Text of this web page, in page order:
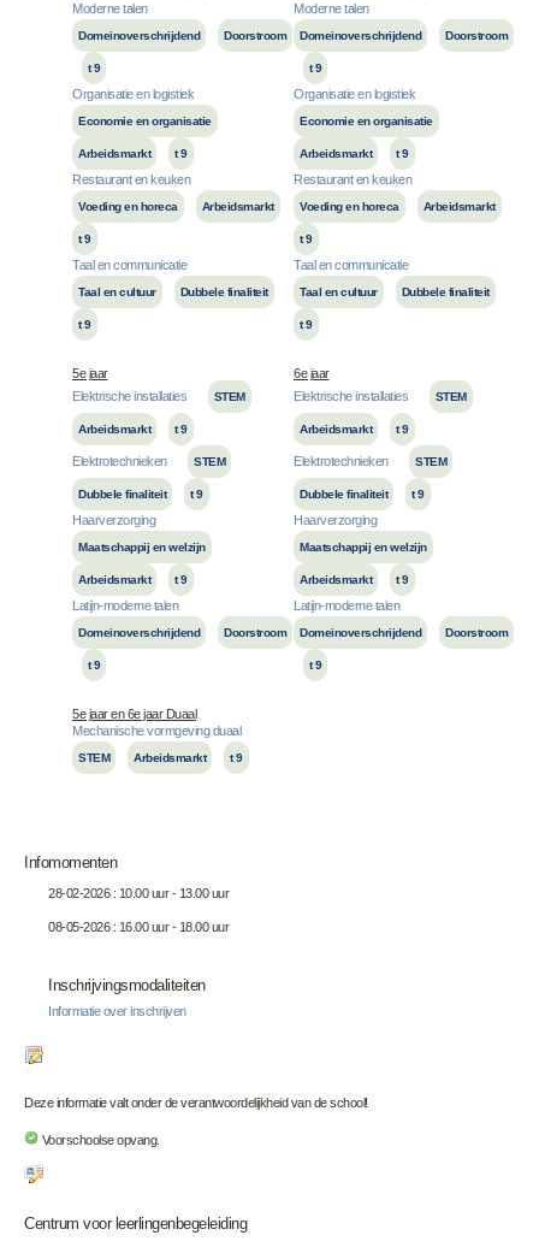
Moderne talen
Domeinoverschrijdend Doorstroom
t 9
Organisatie en logistiek
Economie en organisatie
Arbeidsmarkt t 9
Restaurant en keuken
Voeding en horeca Arbeidsmarkt
t 9
Taal en communicatie
Taal en cultuur Dubbele finaliteit
t 9
Moderne talen
Domeinoverschrijdend Doorstroom
t 9
Organisatie en logistiek
Economie en organisatie
Arbeidsmarkt t 9
Restaurant en keuken
Voeding en horeca Arbeidsmarkt
t 9
Taal en communicatie
Taal en cultuur Dubbele finaliteit
t 9
5e jaar
6e jaar
Elektrische installaties
STEM
Arbeidsmarkt t 9
Elektrotechnieken STEM
Dubbele finaliteit t 9
Haarverzorging
Maatschappij en welzijn
Arbeidsmarkt t 9
Latijn-moderne talen
Domeinoverschrijdend Doorstroom
t 9
Elektrische installaties STEM
Arbeidsmarkt t 9
Elektrotechnieken STEM
Dubbele finaliteit t 9
Haarverzorging
Maatschappij en welzijn
Arbeidsmarkt t 9
Latijn-moderne talen
Domeinoverschrijdend Doorstroom
t 9
5e jaar en 6e jaar Duaal
Mechanische vormgeving duaal
STEM Arbeidsmarkt t 9
Infomomenten
28-02-2026 : 10.00 uur - 13.00 uur
08-05-2026 : 16.00 uur - 18.00 uur
Inschrijvingsmodaliteiten
Informatie over inschrijven
Deze informatie valt onder de verantwoordelijkheid van de school!
Voorschoolse opvang.
Centrum voor leerlingenbegeleiding